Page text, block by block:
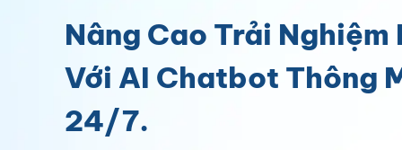
Nâng Cao Trải Nghiệm
Với AI Chatbot Thông
24/7.